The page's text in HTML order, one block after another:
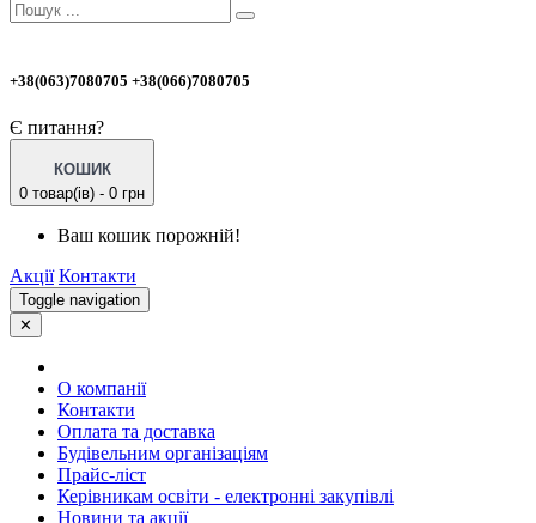
+38(063)7080705 +38(066)7080705
Є питання?
КОШИК
0 товар(ів) - 0 грн
Ваш кошик порожній!
Акції Контакти
Toggle navigation
✕
О компанії
Контакти
Оплата та доставка
Будівельним організаціям
Прайс-ліст
Керівникам освіти - електронні закупівлі
Новини та акції